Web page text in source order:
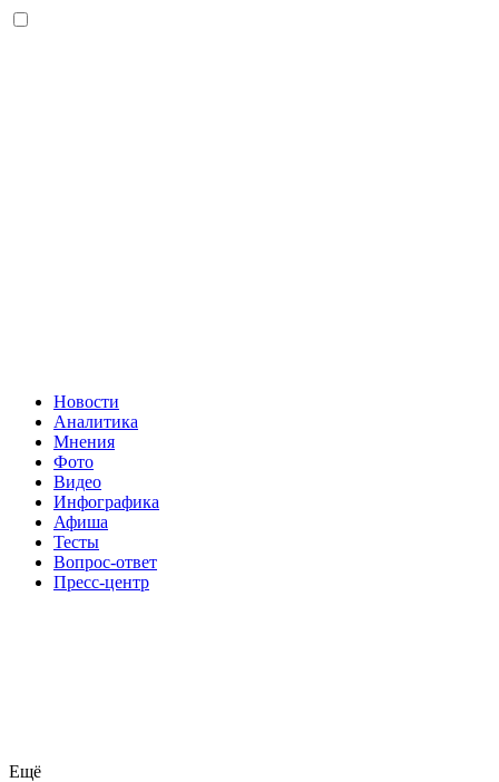
Новости
Аналитика
Мнения
Фото
Видео
Инфографика
Афиша
Тесты
Вопрос-ответ
Пресс-центр
Ещё